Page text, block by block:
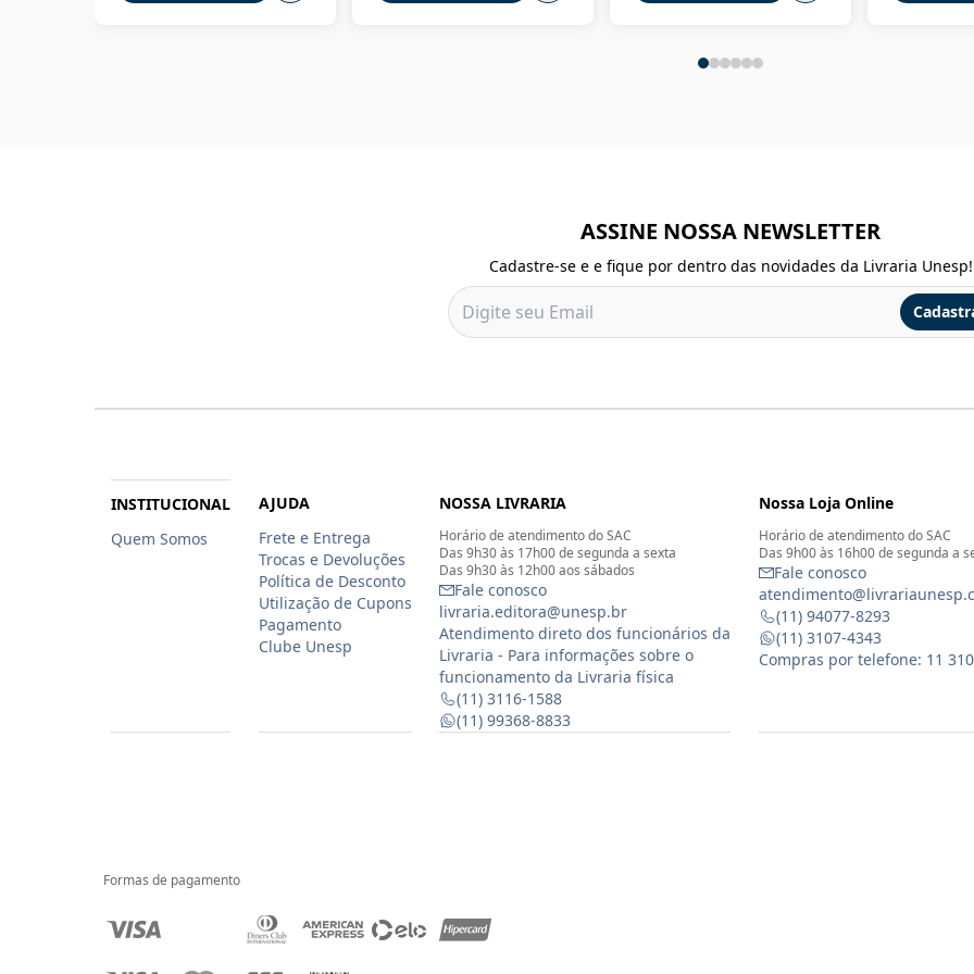
ASSINE NOSSA NEWSLETTER
Cadastre-se e e fique por dentro das novidades da Livraria Unesp!
INSTITUCIONAL
Quem Somos
AJUDA
Frete e Entrega
Trocas e Devoluções
Política de Desconto
Utilização de Cupons
Pagamento
Clube Unesp
NOSSA LIVRARIA
Horário de atendimento do SAC
Das 9h30 às 17h00 de segunda a sexta
Das 9h30 às 12h00 aos sábados
Fale conosco
livraria.editora@unesp.br
Atendimento direto dos funcionários da
Livraria - Para informações sobre o
funcionamento da Livraria física
(11) 3116-1588
(11) 99368-8833
Nossa Loja Online
Horário de atendimento do SAC
Das 9h00 às 16h00 de segunda a
Fale conosco
(11) 94077-8293
(11) 3107-4343
Compras por telefone: 11
Formas de pagamento